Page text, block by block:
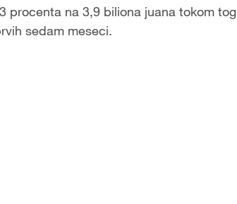
procenta na 3,9 biliona juana tokom tog
sedam meseci.